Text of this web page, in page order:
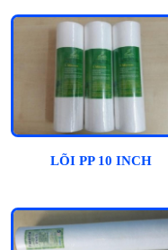
LÕI PP 10 INCH